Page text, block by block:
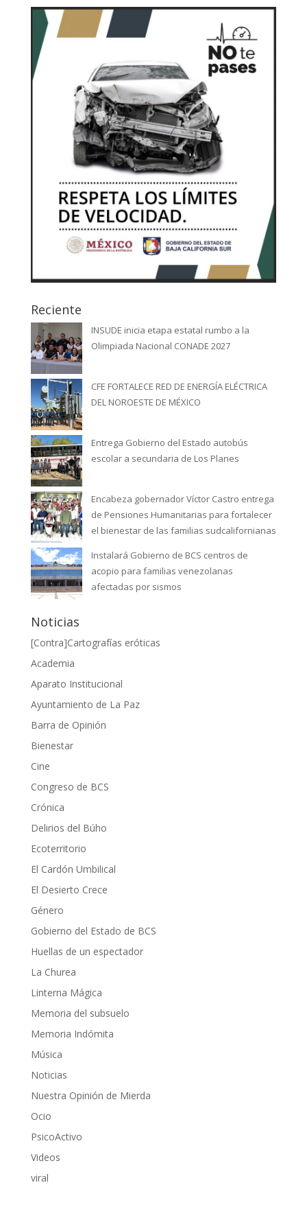
Reciente
INSUDE inicia etapa estatal rumbo a la
Olimpiada Nacional CONADE 2027
CFE FORTALECE RED DE ENERGÍA ELÉCTRICA
DEL NOROESTE DE MÉXICO
Entrega Gobierno del Estado autobús
escolar a secundaria de Los Planes
Encabeza gobernador Víctor Castro entrega
de Pensiones Humanitarias para fortalecer
el bienestar de las familias sudcalifornianas
Instalará Gobierno de BCS centros de
acopio para familias venezolanas
afectadas por sismos
Noticias
[Contra]Cartografías eróticas
Academia
Aparato Institucional
Ayuntamiento de La Paz
Barra de Opinión
Bienestar
Cine
Congreso de BCS
Crónica
Delirios del Búho
Ecoterritorio
El Cardón Umbilical
El Desierto Crece
Género
Gobierno del Estado de BCS
Huellas de un espectador
La Churea
Linterna Mágica
Memoria del subsuelo
Memoria Indómita
Música
Noticias
Nuestra Opinión de Mierda
Ocio
PsicoActivo
Videos
viral